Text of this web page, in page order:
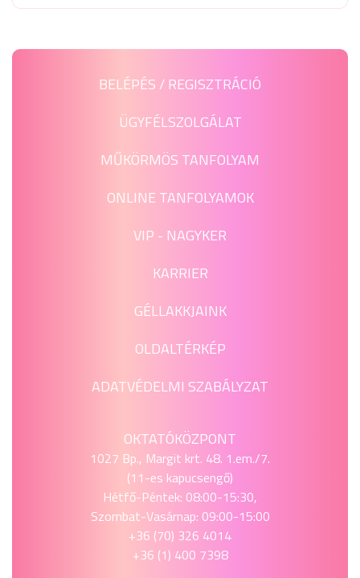
BELÉPÉS / REGISZTRÁCIÓ
ÜGYFÉLSZOLGÁLAT
MŰKÖRMÖS TANFOLYAM
ONLINE TANFOLYAMOK
VIP - NAGYKER
KARRIER
GÉLLAKKJAINK
OLDALTÉRKÉP
ADATVÉDELMI SZABÁLYZAT
OKTATÓKÖZPONT
1027 Bp., Margit krt. 48. 1.em./7.
(11-es kapucsengő)
Hétfő-Péntek: 08:00-15:30,
Szombat-Vasárnap: 09:00-15:00
+36 (70) 326 4014
+36 (1) 400 7398